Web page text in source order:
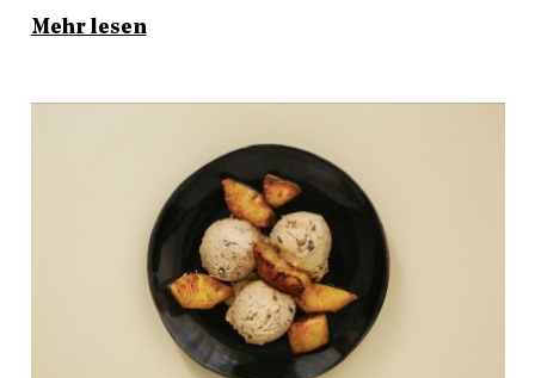
Mehr lesen